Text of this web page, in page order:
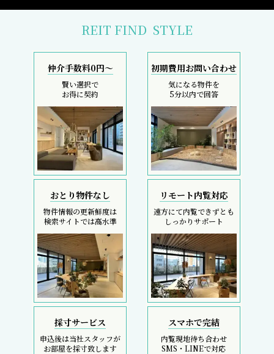
REIT FIND STYLE
仲介手数料0円～
賢い選択で
お得に契約
初期費用お問い合わせ
気になる物件を
5分以内で回答
おとり物件なし
物件情報の更新鮮度は
検索サイトでは高水準
リモート内覧対応
遠方にて内覧できずとも
しっかりサポート
採寸サービス
申込後は当社スタッフが
お部屋を採寸致します
スマホで完結
内覧現地待ち合わせ
SMS・LINEで対応